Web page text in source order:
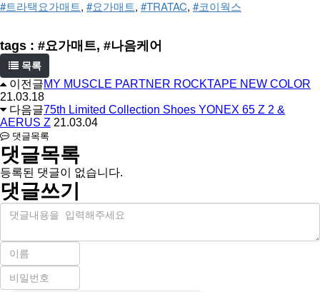
#트라택요가매트, #요가매트, #TRATAC, #코이웍스
tags : #요가매트, #나음케어
목록
이전글MY MUSCLE PARTNER ROCKTAPE NEW COLOR
21.03.18
다음글75th Limited Collection Shoes YONEX 65 Z 2 &
AERUS Z 21.03.04
댓글목록
댓글목록
등록된 댓글이 없습니다.
댓글쓰기
내
이
필
수
비
밀